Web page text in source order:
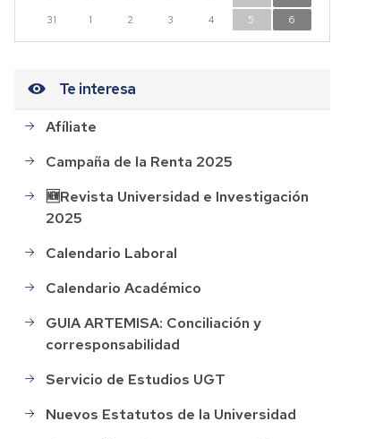
31
1 2 3 4 5 6
Te interesa
Afíliate
Campaña de la Renta 2025
🆕Revista Universidad e Investigación
2025
Calendario Laboral
Calendario Académico
GUIA ARTEMISA: Conciliación y
corresponsabilidad
Servicio de Estudios UGT
Nuevos Estatutos de la Universidad